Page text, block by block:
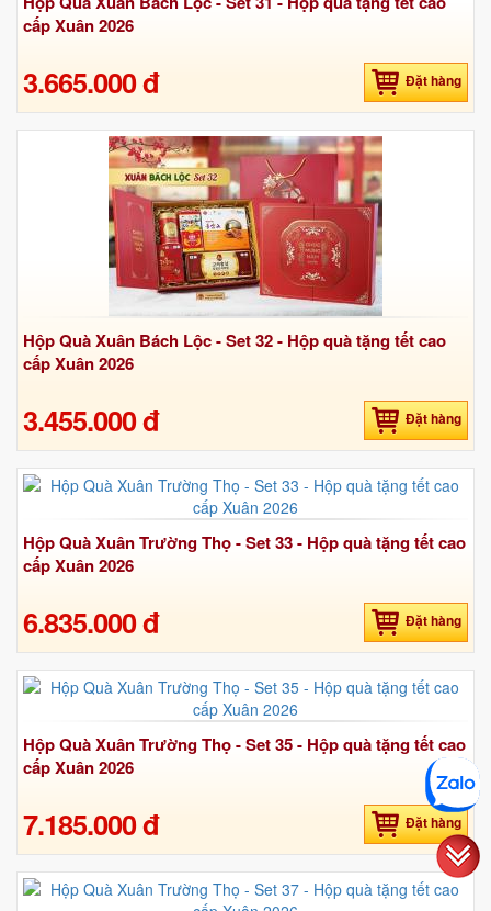
cấp Xuân 2026
3.665.000 đ Đặt hàng
Hộp Quà Xuân Bách Lộc - Set 32 - Hộp quà tặng tết cao
cấp Xuân 2026
3.455.000 đ Đặt hàng
Hộp Quà Xuân Trường Thọ - Set 33 - Hộp quà tặng tết cao
cấp Xuân 2026
6.835.000 đ Đặt hàng
Hộp Quà Xuân Trường Thọ - Set 35 - Hộp quà tặng tết cao
cấp Xuân 2026
7.185.000 đ Đặt hàng